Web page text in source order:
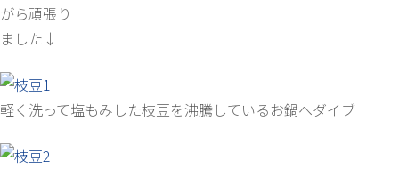
がら頑張り
ました↓
軽く洗って塩もみした枝豆を沸騰しているお鍋へダイブ